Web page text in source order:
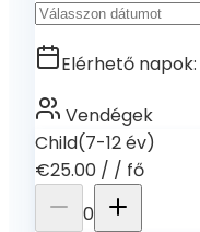
Elérhető napok:
Vendégek
Child(7-12 év)
€25.00 / / fő
0